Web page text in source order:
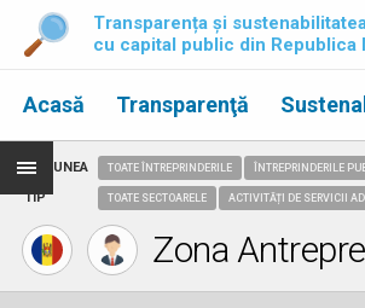
Transparența și
cu capital public din Republica
Acasă Transparenţă
REGIUNEA
TIP
TOATE ÎNTREPRINDERILE ÎNTREPRINDERILE
TOATE SECTOARELE ACTIVITĂȚI DE SERVICII
Zona